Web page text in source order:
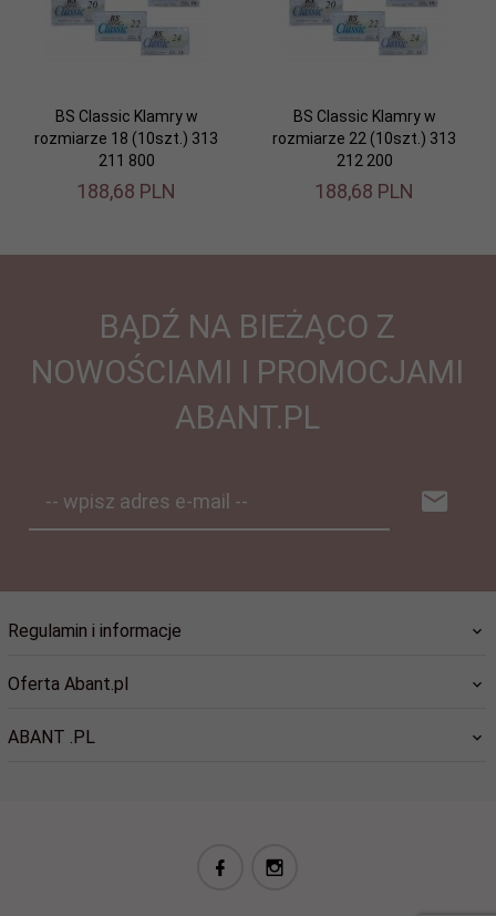
BS Classic Klamry w
rozmiarze 18 (10szt.) 313
211 800
188,68 PLN
BS Classic Klamry w
rozmiarze 22 (10szt.) 313
212 200
188,68 PLN
BĄDŹ NA BIEŻĄCO Z
NOWOŚCIAMI I PROMOCJAMI
ABANT.PL
-- wpisz adres e-mail --
Regulamin i informacje
Oferta Abant.pl
ABANT .PL